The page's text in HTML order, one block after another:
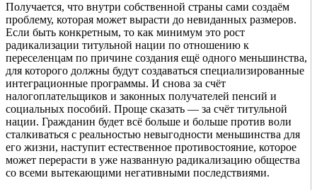
Получается, что внутри собственной страны сами создаём
проблему, которая может вырасти до невиданных размеров.
Если быть конкретным, то как минимум это рост
радикализации титульной нации по отношению к
переселенцам по причине создания ещё одного меньшинства,
для которого должны будут создаваться специализированные
интеграционные программы. И снова за счёт
налогоплательщиков и законных получателей пенсий и
социальных пособий. Проще сказать — за счёт титульной
нации. Гражданин будет всё больше и больше против воли
сталкиваться с реальностью невыгодности меньшинства для
его жизни, наступит естественное противостояние, которое
может перерасти в уже названную радикализацию общества
со всеми вытекающими негативными последствиями.